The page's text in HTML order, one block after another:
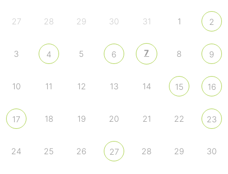
27 28 29 30 31 1 2
3 4 5 6 7 8 9
10 11 12 13 14 15 16
17 18 19 20 21 22 23
24 25 26 27 28 29 30